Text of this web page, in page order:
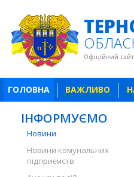
Офіційний
ГОЛОВНА ВАЖЛИВО
ІНФОРМУЄМО
Новини
Новини комунальних
підприємств